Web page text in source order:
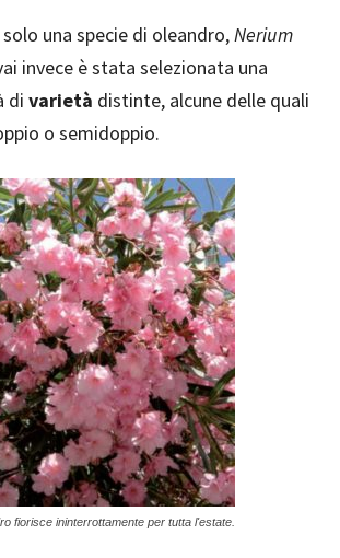
una specie di oleandro,Nerium
invece è stata selezionata una
di varietà distinte, alcune delle quali
o semidoppio.
fiorisce ininterrottamente per tutta l'estate.